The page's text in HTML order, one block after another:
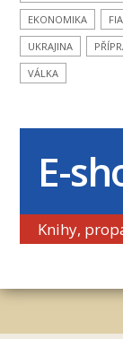
EKONOMIKA
UKRAJINA
VÁLKA
E-
Knihy,